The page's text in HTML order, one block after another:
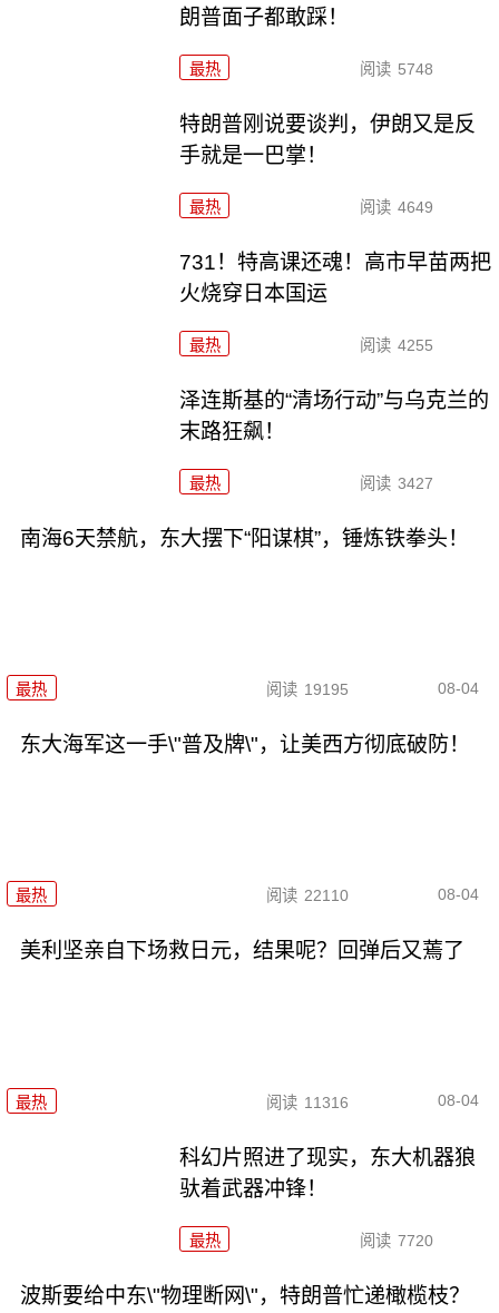
朗普面子都敢踩！
最热 阅读 5748
特朗普刚说要谈判，伊朗又是反
手就是一巴掌！
最热 阅读 4649
731！特高课还魂！高市早苗两把
火烧穿日本国运
最热 阅读 4255
泽连斯基的“清场行动”与乌克兰的
末路狂飙！
最热 阅读 3427
南海6天禁航，东大摆下“阳谋棋”，锤炼铁拳头！
最热 阅读 19195 08-04
东大海军这一手\"普及牌\"，让美西方彻底破防！
最热 阅读 22110 08-04
美利坚亲自下场救日元，结果呢？回弹后又蔫了
最热 阅读 11316 08-04
科幻片照进了现实，东大机器狼
驮着武器冲锋！
最热 阅读 7720
波斯要给中东\"物理断网\"，特朗普忙递橄榄枝？